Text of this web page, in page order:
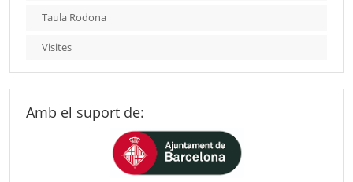
Taula Rodona
Visites
Amb el suport de: